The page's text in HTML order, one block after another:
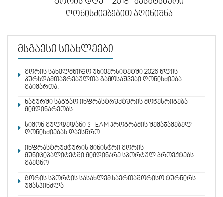
ღონისძიებებით აღინიშნა
მსგავსი სიახლეები
გორის სახელმწიფო უნივერსიტეტში 2026 წლის
კურსდამთავრებულთა გამოსაშვები ღონისძიება
გაიმართა.
ხაშურში საგზაო ინფრასტრუქტურის მოწესრიგება
მიმდინარეობს
სიმონ გულდედანი STEAM პროგრამის შემაჯამებელ
ღონისძიებას დაესწრო
ინფრასტრუქტურის მინისტრი გორის
მუნიციპალიტეტში მიმდინარე სპორტულ პროექტებს
გაეცნო
გორის სპორტის სასახლემ საერთაშორისო ტურნირს
უმასპინძლა